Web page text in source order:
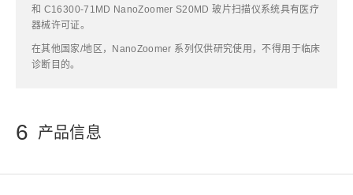
和 C16300-71MD NanoZoomer S20MD 玻片扫描仪系统具有医疗
器械许可证。
在其他国家/地区，NanoZoomer 系列仅供研究使用，不得用于临床
诊断目的。
6 产品信息